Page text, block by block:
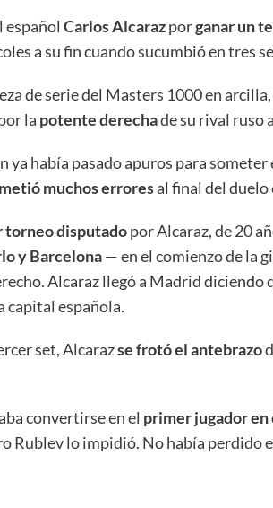
español Carlos Alcarazporganar un
a su fin cuando sucumbió en tres
de serie del Masters 1000 en arcilla,
la potente derechade su rival ruso
ya había pasado apuros para someter
muchos erroresal final del duelo
torneo disputadopor Alcaraz, de 20
y Barcelona— en el comienzo de la
Alcaraz llegó a Madrid
capital española.
set, Alcarazse frotó el antebrazo
convertirse en el primer jugador
Rublev lo impidió. No había perdido